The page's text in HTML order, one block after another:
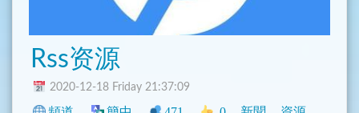
Rss资源
2020-12-18 Friday 21:37:09